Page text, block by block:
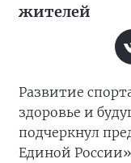
жителей
Развитие
здоровье и
подчеркнул
Единой России»